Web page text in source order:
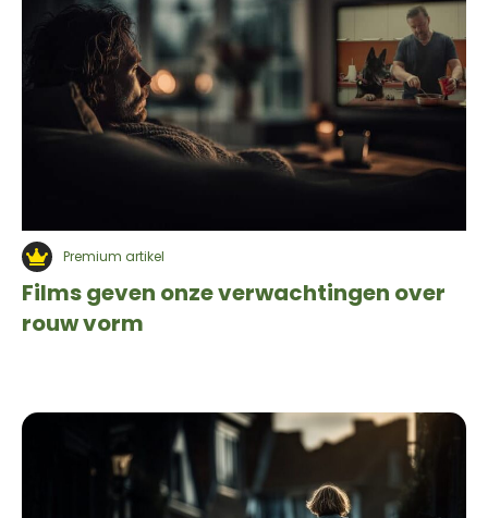
Premium artikel
Films geven onze verwachtingen over
rouw vorm